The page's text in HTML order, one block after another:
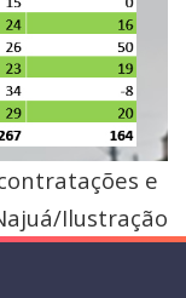
e
Ilustração